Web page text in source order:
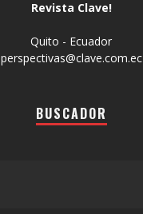
Revista Clave!
Quito - Ecuador
perspectivas@clave.com.ec
BUSCADOR